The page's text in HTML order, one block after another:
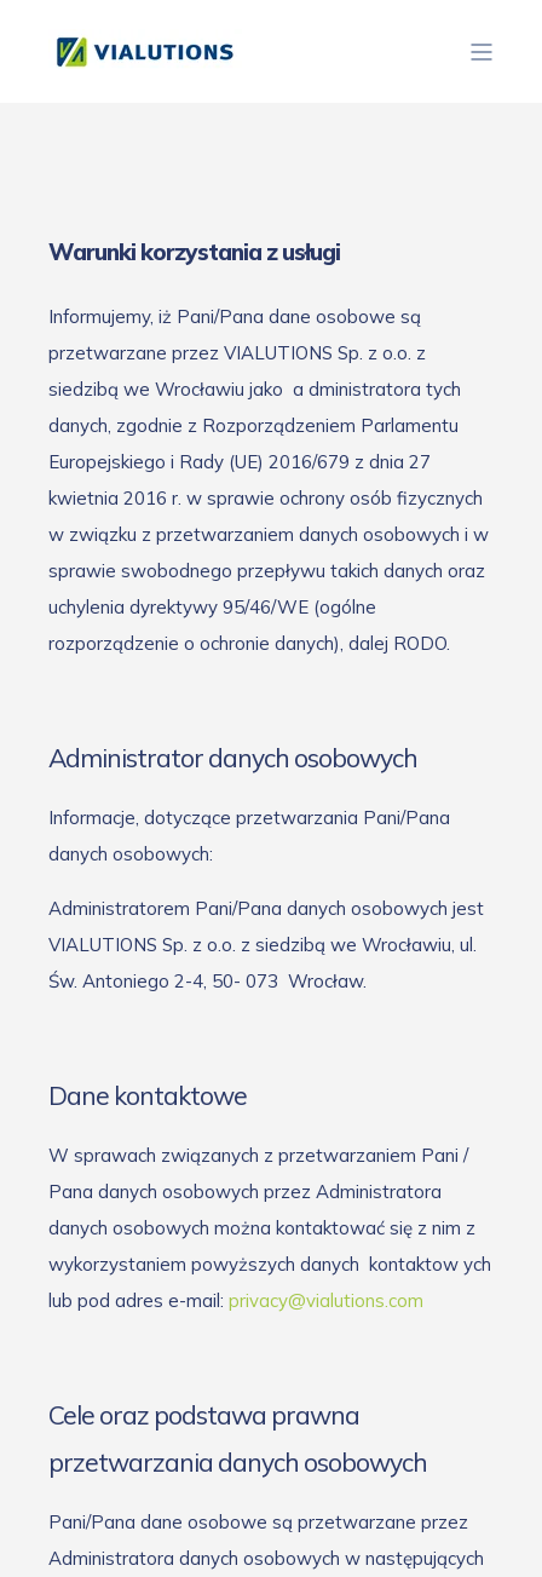
Warunki korzystania z usługi
Informujemy, iż Pani/Pana dane osobowe są
przetwarzane przez VIALUTIONS Sp. z o.o. z
siedzibą we Wrocławiu jako a dministratora tych
danych, zgodnie z Rozporządzeniem Parlamentu
Europejskiego i Rady (UE) 2016/679 z dnia 27
kwietnia 2016 r. w sprawie ochrony osób fizycznych
w związku z przetwarzaniem danych osobowych i w
sprawie swobodnego przepływu takich danych oraz
uchylenia dyrektywy 95/46/WE (ogólne
rozporządzenie o ochronie danych), dalej RODO.
Administrator danych osobowych
Informacje, dotyczące przetwarzania Pani/Pana
danych osobowych:
Administratorem Pani/Pana danych osobowych jest
VIALUTIONS Sp. z o.o. z siedzibą we Wrocławiu, ul.
Św. Antoniego 2-4, 50- 073 Wrocław.
Dane kontaktowe
W sprawach związanych z przetwarzaniem Pani /
Pana danych osobowych przez Administratora
danych osobowych można kontaktować się z nim z
wykorzystaniem powyższych danych kontaktow ych
lub pod adres e-mail: privacy@vialutions.com
Cele oraz podstawa prawna
przetwarzania danych osobowych
Pani/Pana dane osobowe są przetwarzane przez
Administratora danych osobowych w następujących